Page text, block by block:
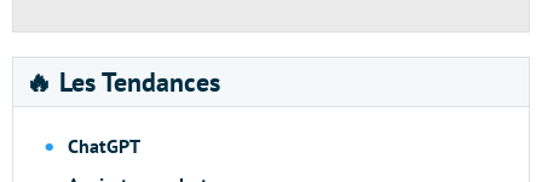
🔥 Les Tendances
ChatGPT